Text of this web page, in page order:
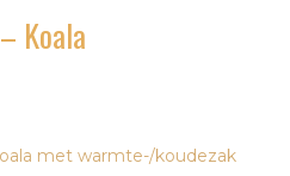
Koala